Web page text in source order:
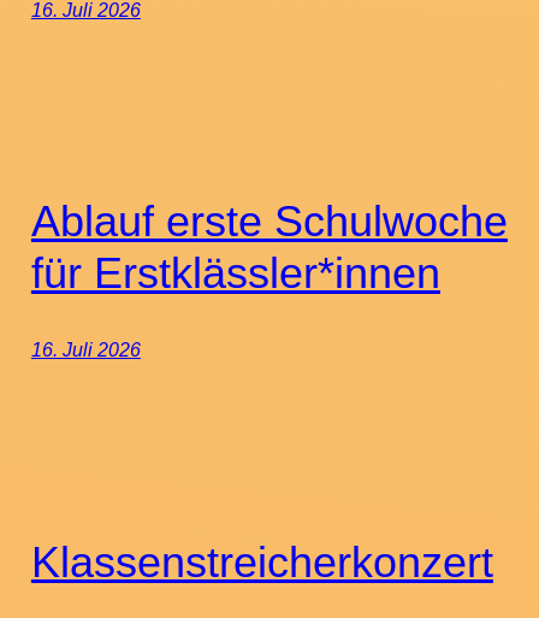
16. Juli 2026
Ablauf erste Schulwoche
für Erstklässler*innen
16. Juli 2026
Klassenstreicherkonzert